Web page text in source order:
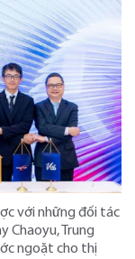
với những đối tác
Chaoyu, Trung
ngoặt cho thị